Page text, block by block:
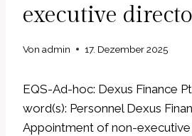
executive
Von admin 17. Dezember 2025
EQS-Ad-hoc: Dexus Finance
word(s): Personnel Dexus
Appointment of non-